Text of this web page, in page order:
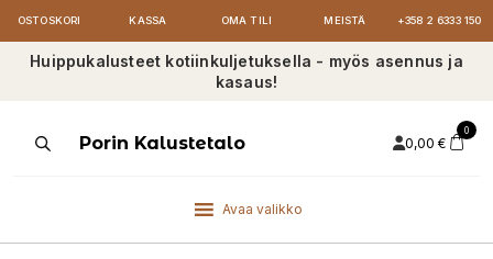
OSTOSKORI KASSA OMA TILI MEISTÄ +358 2 6333 150
Huippukalusteet kotiinkuljetuksella - myös asennus ja
kasaus!
ProductsPorin Kalustetalo 0,00 €
0
Avaa valikko